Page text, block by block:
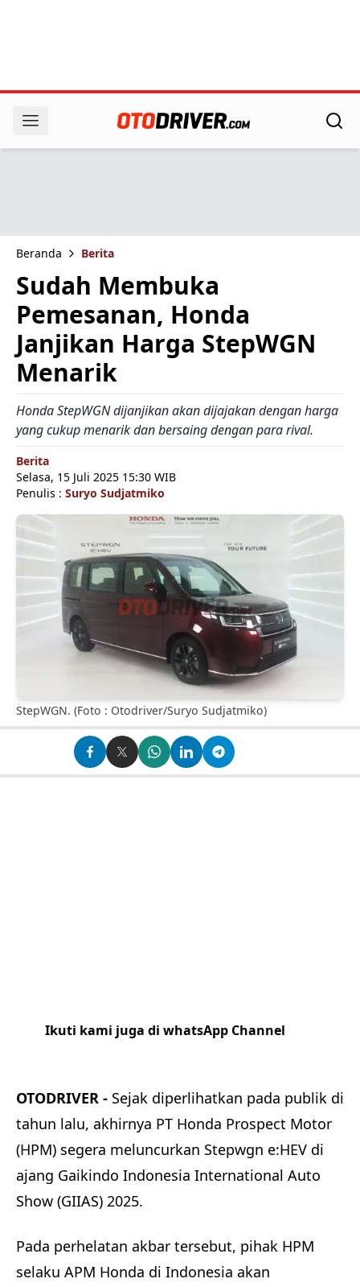
Beranda Berita
Sudah Membuka
Pemesanan, Honda
Janjikan Harga StepWGN
Menarik
Honda StepWGN dijanjikan akan dijajakan dengan harga
yang cukup menarik dan bersaing dengan para rival.
Berita
Selasa, 15 Juli 2025 15:30 WIB
Penulis : Suryo Sudjatmiko
StepWGN. (Foto : Otodriver/Suryo Sudjatmiko)
Ikuti kami juga di whatsApp Channel
OTODRIVER - Sejak diperlihatkan pada publik di
tahun lalu, akhirnya PT Honda Prospect Motor
(HPM) segera meluncurkan Stepwgn e:HEV di
ajang Gaikindo Indonesia International Auto
Show (GIIAS) 2025.
Pada perhelatan akbar tersebut, pihak HPM
selaku APM Honda di Indonesia akan